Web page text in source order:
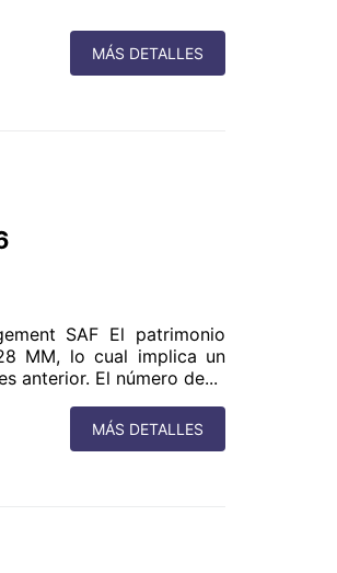
MÁS DETALLES
SAF El patrimonio
MM, lo cual implica un
anterior. El número de...
MÁS DETALLES